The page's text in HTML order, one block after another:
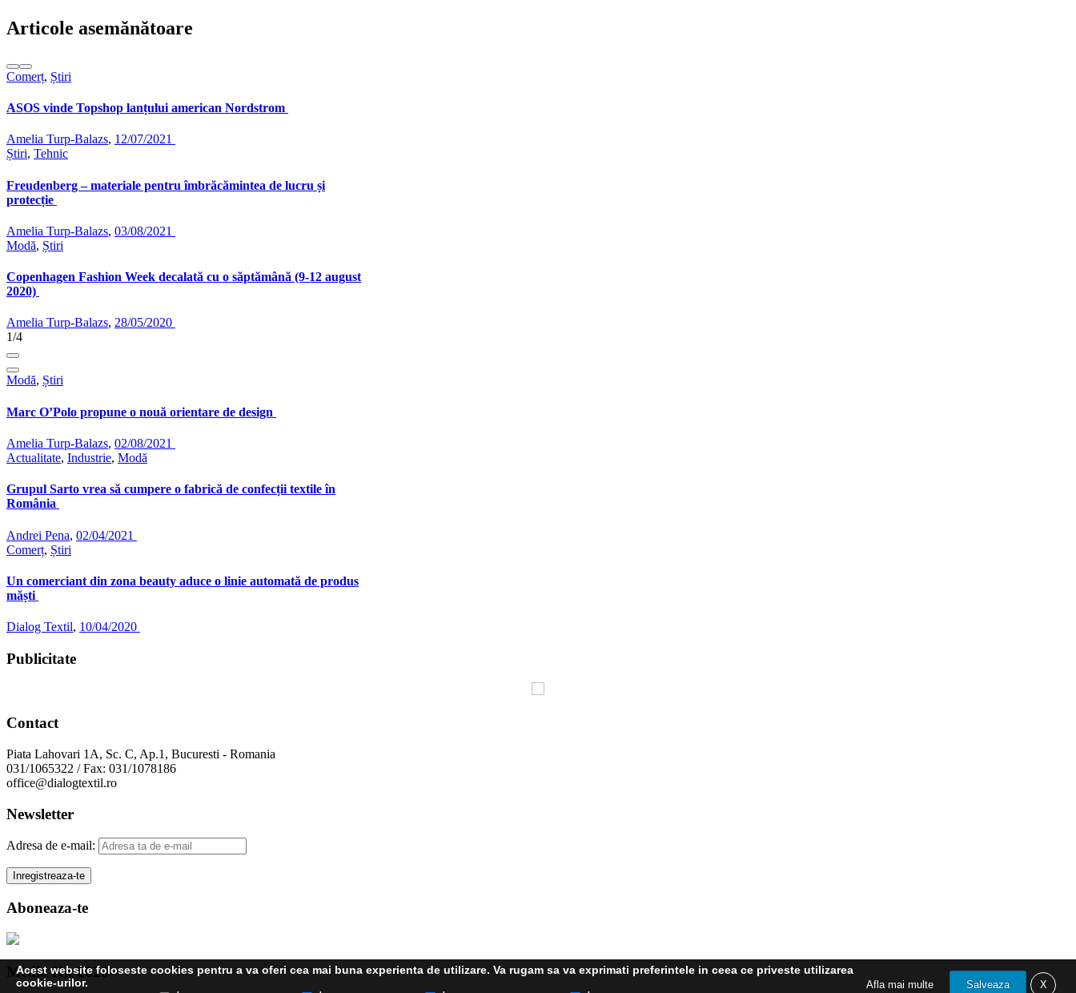
Articole asemănătoare
Comerț, Știri
ASOS vinde Topshop lanțului american Nordstrom
Amelia Turp-Balazs, 12/07/2021
Știri, Tehnic
Freudenberg – materiale pentru îmbrăcămintea de lucru și
protecție
Amelia Turp-Balazs, 03/08/2021
Modă, Știri
Copenhagen Fashion Week decalată cu o săptămână (9-12 august
2020)
Amelia Turp-Balazs, 28/05/2020
1/4
Modă, Știri
Marc O’Polo propune o nouă orientare de design
Amelia Turp-Balazs, 02/08/2021
Actualitate, Industrie, Modă
Grupul Sarto vrea să cumpere o fabrică de confecții textile în
România
Andrei Pena, 02/04/2021
Comerț, Știri
Un comerciant din zona beauty aduce o linie automată de produs
măști
Dialog Textil, 10/04/2020
Publicitate
Contact
Piata Lahovari 1A, Sc. C, Ap.1, Bucuresti - Romania
031/1065322 / Fax: 031/1078186
office@dialogtextil.ro
Newsletter
Adresa de e-mail:
Aboneaza-te
Media Kit 2020
Acest website foloseste cookies pentru a va oferi cea mai buna experienta de utilizare. Va rugam sa va exprimati preferintele in ceea ce priveste utilizarea
cookie-urilor.
Afla mai multe Salveaza X